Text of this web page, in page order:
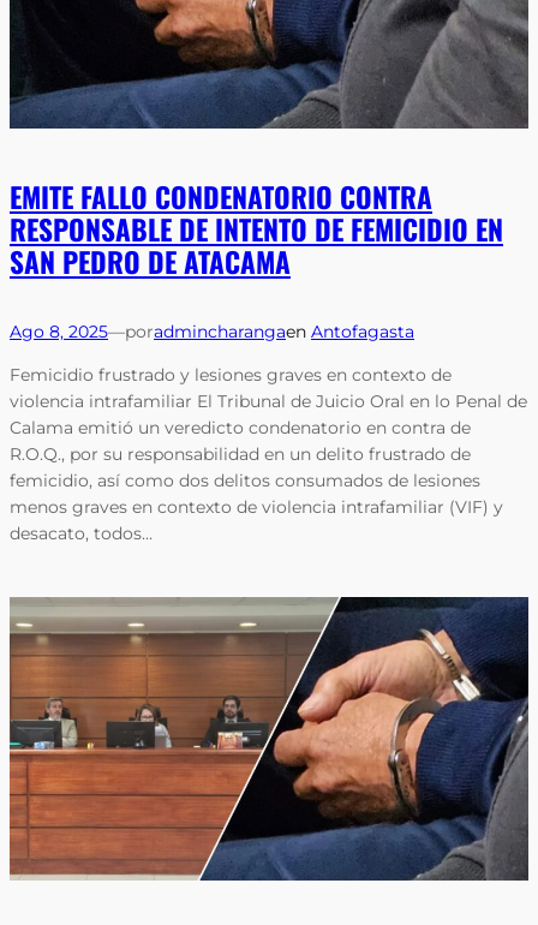
EMITE FALLO CONDENATORIO CONTRA
RESPONSABLE DE INTENTO DE FEMICIDIO EN
SAN PEDRO DE ATACAMA
Ago 8, 2025—poradmincharangaen Antofagasta
Femicidio frustrado y lesiones graves en contexto de
violencia intrafamiliar El Tribunal de Juicio Oral en lo Penal de
Calama emitió un veredicto condenatorio en contra de
R.O.Q., por su responsabilidad en un delito frustrado de
femicidio, así como dos delitos consumados de lesiones
menos graves en contexto de violencia intrafamiliar (VIF) y
desacato, todos…